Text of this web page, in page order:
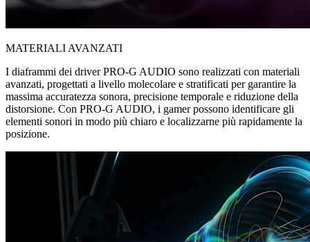
MATERIALI AVANZATI
I diaframmi dei driver PRO-G AUDIO sono realizzati con materiali
avanzati, progettati a livello molecolare e stratificati per garantire la
massima accuratezza sonora, precisione temporale e riduzione della
distorsione. Con PRO-G AUDIO, i gamer possono identificare gli
elementi sonori in modo più chiaro e localizzarne più rapidamente la
posizione.